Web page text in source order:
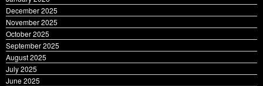
December 2025
November 2025
October 2025
September 2025
August 2025
July 2025
June 2025